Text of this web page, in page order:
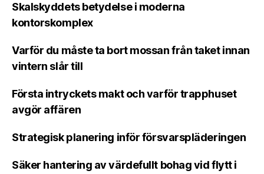
Skalskyddets betydelse i moderna
kontorskomplex
Varför du måste ta bort mossan från taket innan
vintern slår till
Första intryckets makt och varför trapphuset
avgör affären
Strategisk planering inför försvarspläderingen
Säker hantering av värdefullt bohag vid flytt i